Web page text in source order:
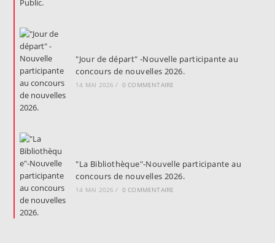
"Jour de départ" -Nouvelle participante au
concours de nouvelles 2026.
14 MAI 2026 / 0 COMMENTAIRE
"La Bibliothèque"-Nouvelle participante au
concours de nouvelles 2026.
14 MAI 2026 / 0 COMMENTAIRE